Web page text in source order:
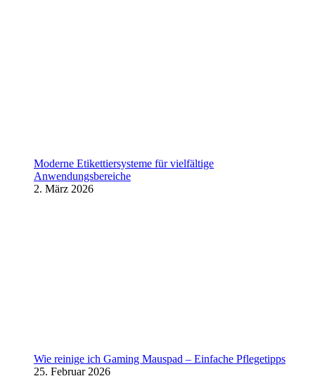
Moderne Etikettiersysteme für vielfältige
Anwendungsbereiche
2. März 2026
Wie reinige ich Gaming Mauspad – Einfache Pflegetipps
25. Februar 2026